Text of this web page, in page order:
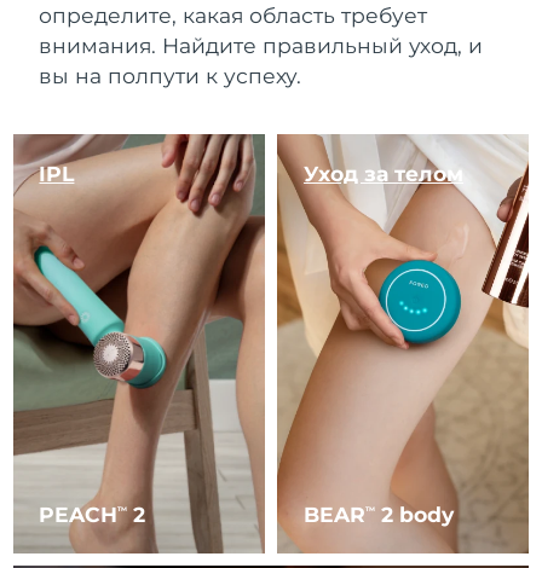
определите, какая область требует
внимания. Найдите правильный уход, и
вы на полпути к успеху.
PEACHTM 2
IPL
BEARTM 2 body
Уход за телом